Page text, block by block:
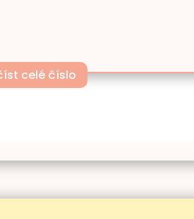
celé číslo